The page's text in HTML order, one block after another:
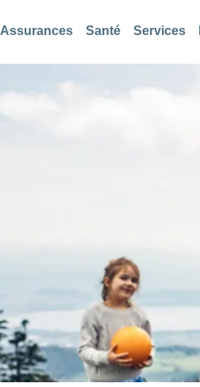
Assurances Santé Services